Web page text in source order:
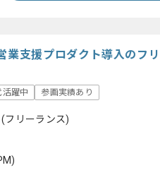
業支援プロダクト導入のフ
活躍中 参画実績あり
(フリーランス)